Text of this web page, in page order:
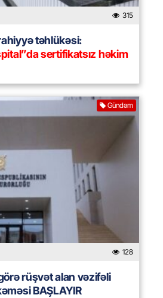
315
təhlükəsi:
sertifikatsız həkim
Gündəm
128
rüşvət alan vəzifəli
BAŞLAYIR